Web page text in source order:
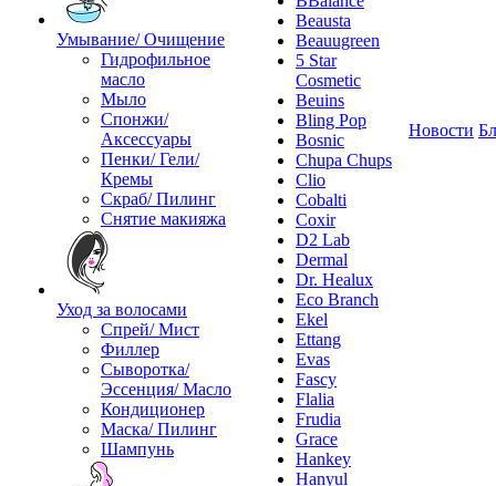
Умывание/ Очищение
Гидрофильное
масло
Мыло
Спонжи/
Аксессуары
Пенки/ Гели/
Кремы
Скраб/ Пилинг
Снятие макияжа
Уход за волосами
Спрей/ Мист
Филлер
Сыворотка/
Эссенция/ Масло
Кондиционер
Маска/ Пилинг
Шампунь
Beausta
Beauugreen
5 Star
Cosmetic
Beuins
Bling Pop
Bosnic
Chupa Chups
Clio
Cobalti
Coxir
D2 Lab
Dermal
Dr. Healux
Eco Branch
Ekel
Ettang
Evas
Fascy
Flalia
Frudia
Grace
Hankey
Hanyul
Новости